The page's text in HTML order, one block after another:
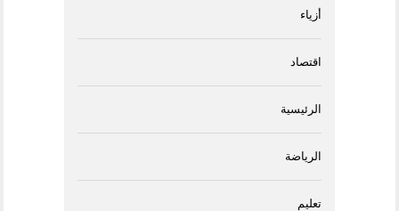
أزياء
اقتصاد
الرئيسية
الرياضة
تعليم